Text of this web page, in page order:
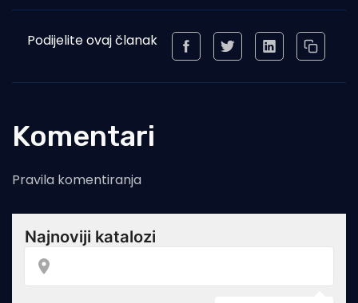
Podijelite ovaj članak
Komentari
Pravila komentiranja